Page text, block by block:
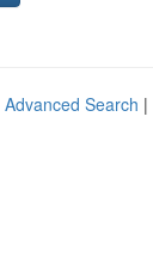
Advanced Search |